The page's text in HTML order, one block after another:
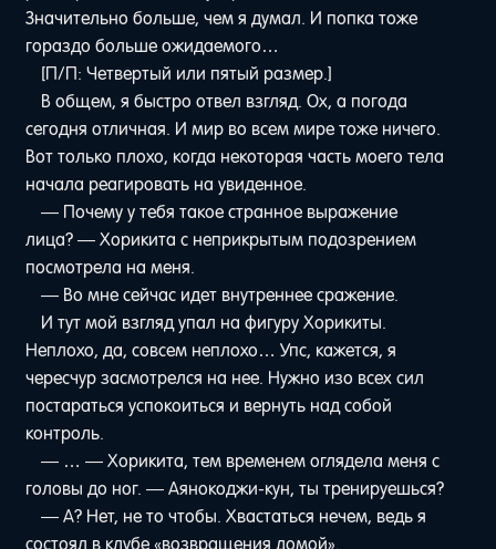
Значительно больше, чем я думал. И попка тоже
гораздо больше ожидаемого…
[П/П: Четвертый или пятый размер.]
В общем, я быстро отвел взгляд. Ох, а погода
сегодня отличная. И мир во всем мире тоже ничего.
Вот только плохо, когда некоторая часть моего тела
начала реагировать на увиденное.
— Почему у тебя такое странное выражение
лица? — Хорикита с неприкрытым подозрением
посмотрела на меня.
— Во мне сейчас идет внутреннее сражение.
И тут мой взгляд упал на фигуру Хорикиты.
Неплохо, да, совсем неплохо… Упс, кажется, я
чересчур засмотрелся на нее. Нужно изо всех сил
постараться успокоиться и вернуть над собой
контроль.
— … — Хорикита, тем временем оглядела меня с
головы до ног. — Аянокоджи-кун, ты тренируешься?
— А? Нет, не то чтобы. Хвастаться нечем, ведь я
состоял в клубе «возвращения домой».